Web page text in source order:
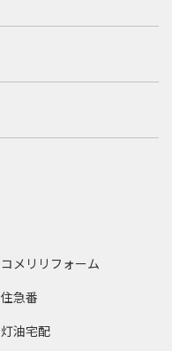
コメリリフォーム
住急番
灯油宅配